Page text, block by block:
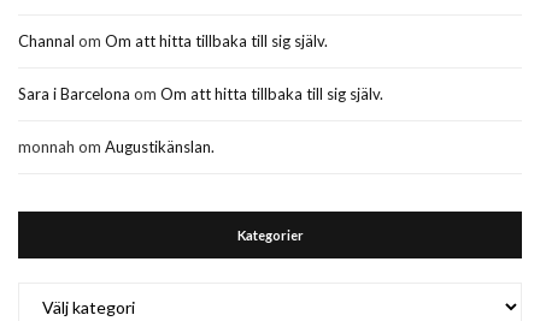
Channal om Om att hitta tillbaka till sig själv.
Sara i Barcelona om Om att hitta tillbaka till sig själv.
monnah om Augustikänslan.
Kategorier